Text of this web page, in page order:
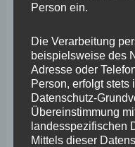
Wefelscheid lehnt
VfL Kesselheim e.V.
Sanierung des
Engstelle in Aachener
Person ein.
Die Verarbeitung
beispielsweise des
Adresse oder
Person, erfolgt stets
Datenschutz-
Übereinstimmung
landesspezifischen
Mittels dieser